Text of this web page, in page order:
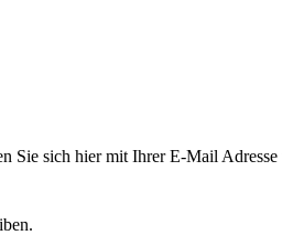
Sie sich hier mit Ihrer E-Mail